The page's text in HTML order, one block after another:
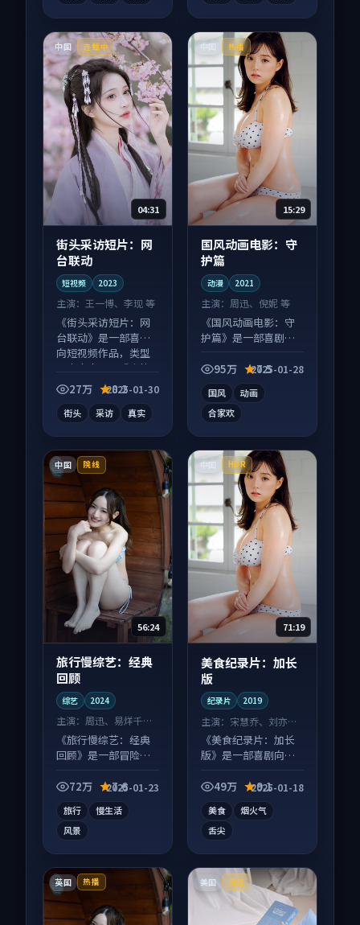
中国 连载中
04:31
街头采访短片：网
台联动
短视频 2023
主演： 王一博、李现 等
《街头采访短片：网
台联动》是一部喜剧
向短视频作品，类型
元素齐全，观感爽快
不拖沓。
27万 8.2
2025-01-30
街头 采访 真实
中国 热播
15:29
国风动画电影：守
护篇
动漫 2021
主演： 周迅、倪妮 等
《国风动画电影：守
护篇》是一部喜剧向
并行，细节值得二刷
95万 7.5
2025-01-28
国风
动画
合家欢
中国 院线
56:24
旅行慢综艺：经典
回顾
综艺 2024
主演： 周迅、易烊千玺
等
《旅行慢综艺：经典
回顾》是一部冒险向
齐全，观感爽快不拖
72万 7.6
2025-01-23
旅行
慢生活
风景
中国 HDR
71:19
美食纪录片：加长
版
纪录片 2019
主演： 宋慧乔、刘亦菲
等
《美食纪录片：加长
版》是一部喜剧向纪
发酵，适合周末一口
49万 9.1
2025-01-18
美食
烟火气
舌尖
英国 热播 美国 完结